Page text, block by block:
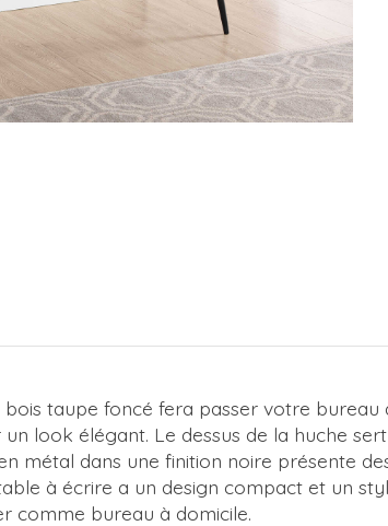
taupe foncé fera passer votre
look élégant. Le dessus de la huche
métal dans une finition noire présente
à écrire a un design compact et un
comme bureau à domicile.